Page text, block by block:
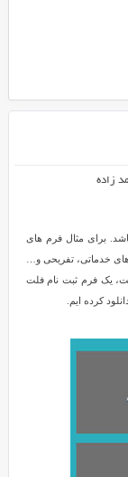
زاده
برای مثال فرم های
خدماتی، تفریحی و…
یک فرم ثبت نام فلت
کرده ایم.